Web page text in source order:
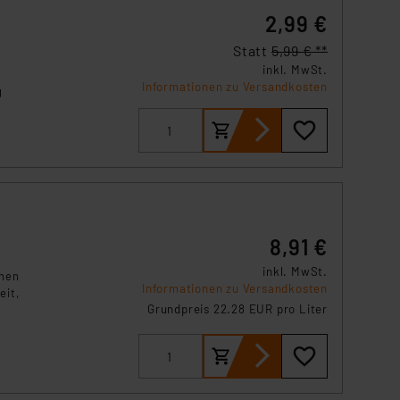
der übermittelten
2,99 €
Statt 5,99 € **
inkl. MwSt.
Informationen zu Versandkosten
8,91 €
inkl. MwSt.
Informationen zu Versandkosten
Grundpreis 22.28 EUR pro Liter